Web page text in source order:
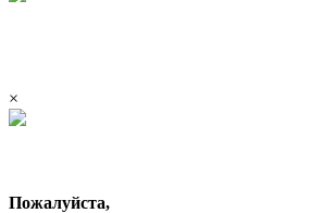
×
Пожалуйста,